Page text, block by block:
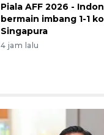
Piala AFF 2026 -
bermain imbang 1-1
Singapura
4 jam lalu